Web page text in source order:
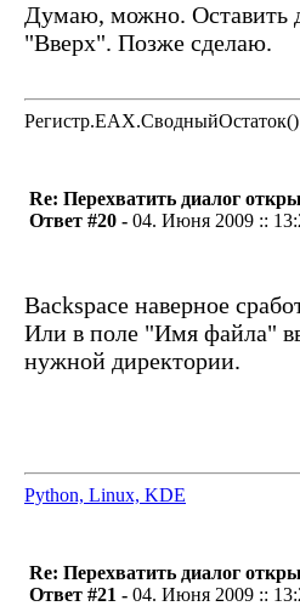
Думаю, можно. Оставить
"Вверх". Позже сделаю.
Регистр.EAX.СводныйОстаток()
Re: Перехватить диалог
Ответ #20 - 04. Июня 2009 ::
Backspace наверное
Или в поле "Имя файла"
нужной директории.
Python, Linux, KDE
Re: Перехватить диалог
Ответ #21 - 04. Июня 2009 ::